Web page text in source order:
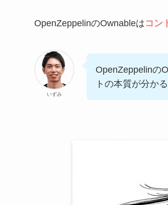
OpenZeppelinのOwnableはコン
いずみ
OpenZeppelinの
トの本質が分か